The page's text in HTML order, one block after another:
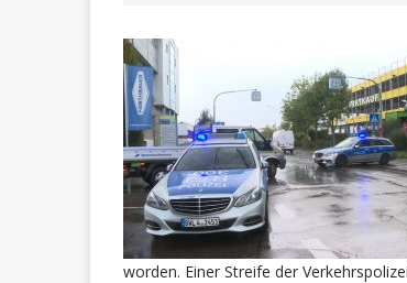
[ Mai 22, 2026 ]
[ Mai 22,
[ Mai 25,
worden. Einer Streife der